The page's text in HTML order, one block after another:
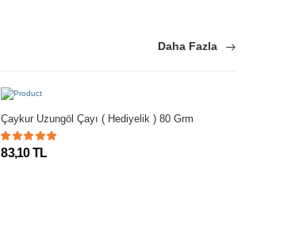
Daha Fazla
Çaykur Uzungöl Çayı ( Hediyelik ) 80 Grm
83,10 TL